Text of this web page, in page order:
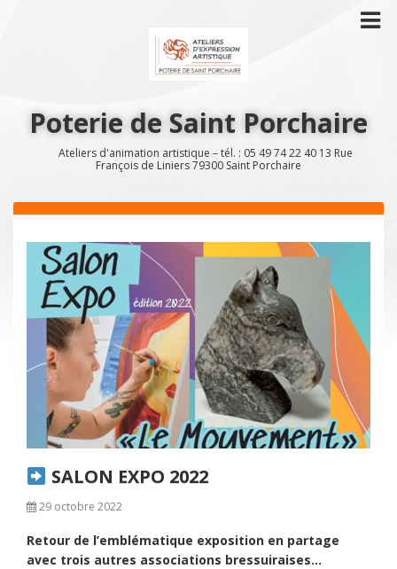
Poterie de Saint Porchaire
Ateliers d'animation artistique – tél. : 05 49 74 22 40 13 Rue
François de Liniers 79300 Saint Porchaire
SALON EXPO 2022
29 octobre 2022
Retour de l’emblématique exposition en partage
avec trois autres associations bressuiraises…